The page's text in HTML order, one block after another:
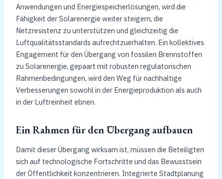
Anwendungen und Energiespeicherlösungen, wird die
Fähigkeit der Solarenergie weiter steigern, die
Netzresistenz zu unterstützen und gleichzeitig die
Luftqualitätsstandards aufrechtzuerhalten. Ein kollektives
Engagement für den Übergang von fossilen Brennstoffen
zu Solarenergie, gepaart mit robusten regulatorischen
Rahmenbedingungen, wird den Weg für nachhaltige
Verbesserungen sowohl in der Energieproduktion als auch
in der Luftreinheit ebnen.
Ein Rahmen für den Übergang aufbauen
Damit dieser Übergang wirksam ist, müssen die Beteiligten
sich auf technologische Fortschritte und das Bewusstsein
der Öffentlichkeit konzentrieren. Integrierte Stadtplanung